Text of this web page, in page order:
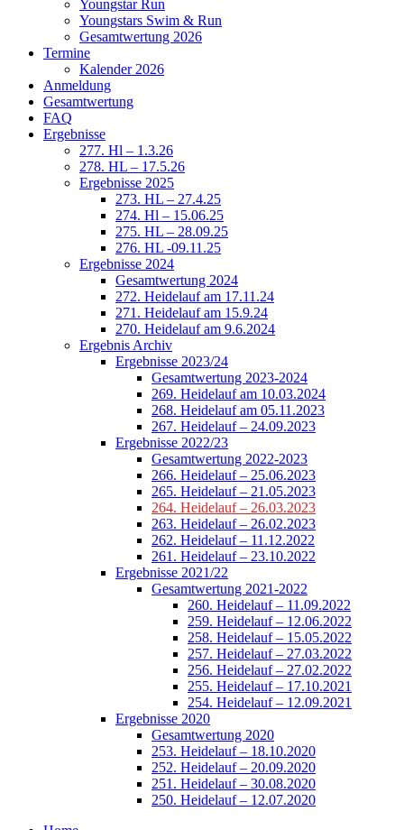
Youngstar Run
Youngstars Swim & Run
Gesamtwertung 2026
Termine
Kalender 2026
Anmeldung
Gesamtwertung
FAQ
Ergebnisse
277. Hl – 1.3.26
278. HL – 17.5.26
Ergebnisse 2025
273. HL – 27.4.25
274. Hl – 15.06.25
275. HL – 28.09.25
276. HL -09.11.25
Ergebnisse 2024
Gesamtwertung 2024
272. Heidelauf am 17.11.24
271. Heidelauf am 15.9.24
270. Heidelauf am 9.6.2024
Ergebnis Archiv
Ergebnisse 2023/24
Gesamtwertung 2023-2024
269. Heidelauf am 10.03.2024
268. Heidelauf am 05.11.2023
267. Heidelauf – 24.09.2023
Ergebnisse 2022/23
Gesamtwertung 2022-2023
266. Heidelauf – 25.06.2023
265. Heidelauf – 21.05.2023
264. Heidelauf – 26.03.2023
263. Heidelauf – 26.02.2023
262. Heidelauf – 11.12.2022
261. Heidelauf – 23.10.2022
Ergebnisse 2021/22
Gesamtwertung 2021-2022
260. Heidelauf – 11.09.2022
259. Heidelauf – 12.06.2022
258. Heidelauf – 15.05.2022
257. Heidelauf – 27.03.2022
256. Heidelauf – 27.02.2022
255. Heidelauf – 17.10.2021
254. Heidelauf – 12.09.2021
Ergebnisse 2020
Gesamtwertung 2020
253. Heidelauf – 18.10.2020
252. Heidelauf – 20.09.2020
251. Heidelauf – 30.08.2020
250. Heidelauf – 12.07.2020